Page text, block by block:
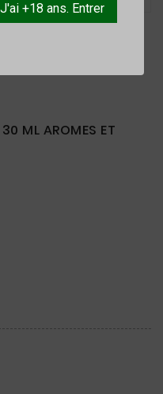
J'ai +18 ans. Entrer
ML AROMES ET